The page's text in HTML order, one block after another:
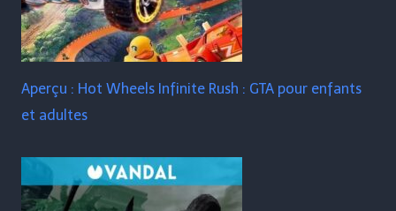
Aperçu : Hot Wheels Infinite Rush : GTA pour enfants
et adultes